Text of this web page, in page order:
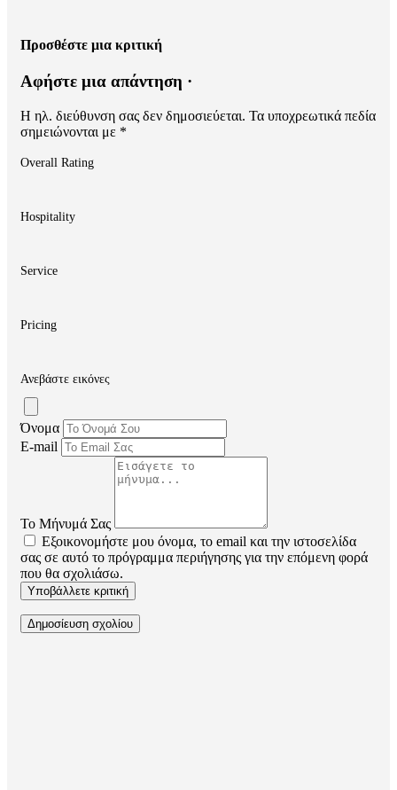
Προσθέστε μια κριτική
Αφήστε μια απάντηση ·
Η ηλ. διεύθυνση σας δεν δημοσιεύεται. Τα υποχρεωτικά πεδία
σημειώνονται με *
Overall Rating
Hospitality
Service
Pricing
Ανεβάστε εικόνες
Όνομα
E-mail
Το Μήνυμά Σας
Εξοικονομήστε μου όνομα, το email και την ιστοσελίδα
σας σε αυτό το πρόγραμμα περιήγησης για την επόμενη φορά
που θα σχολιάσω.
Υποβάλλετε κριτική